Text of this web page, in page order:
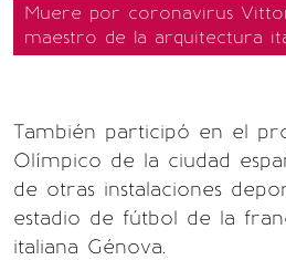
Muere por coronavirus
maestro de la arquitectura
También participó en el
Olímpico de la ciudad
de otras instalaciones
estadio de fútbol de la
italiana Génova.